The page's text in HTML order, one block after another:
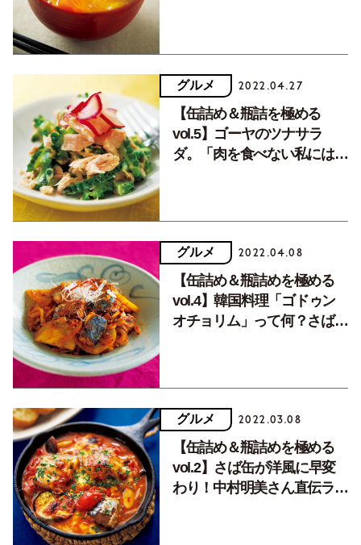
グルメ 2022.04.27
【缶詰め＆瓶詰を極める
vol.5】ゴーヤのツナサラ
ダ。「肉を食べない私には、
グルメ 2022.04.08
【缶詰め＆瓶詰めを極める
vol.4】韓国料理「ゴドゥン
オチョリム」って何？さば缶
グルメ 2022.03.08
【缶詰め＆瓶詰めを極める
vol.2】さば缶が洋風に早変
わり！中村明美さん直伝ラタ